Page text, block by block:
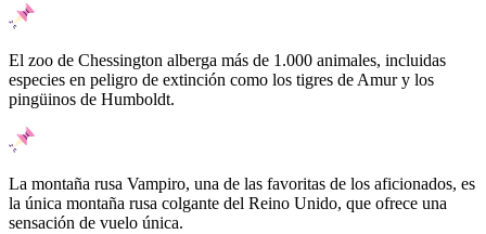
El zoo de Chessington alberga más de 1.000 animales, incluidas
especies en peligro de extinción como los tigres de Amur y los
pingüinos de Humboldt.
La montaña rusa Vampiro, una de las favoritas de los aficionados, es
la única montaña rusa colgante del Reino Unido, que ofrece una
sensación de vuelo única.